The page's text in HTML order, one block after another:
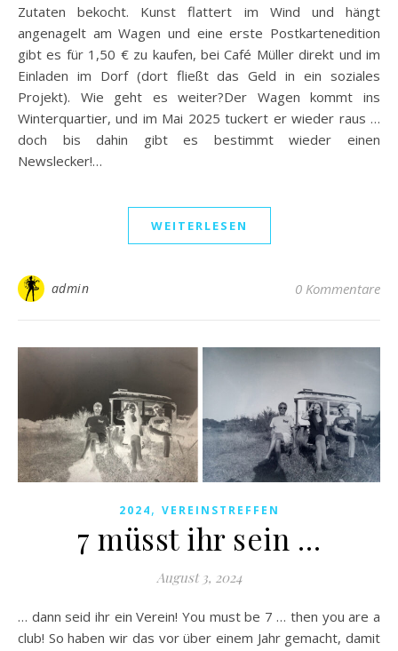
Zutaten bekocht. Kunst flattert im Wind und hängt
angenagelt am Wagen und eine erste Postkartenedition
gibt es für 1,50 € zu kaufen, bei Café Müller direkt und im
Einladen im Dorf (dort fließt das Geld in ein soziales
Projekt). Wie geht es weiter?Der Wagen kommt ins
Winterquartier, und im Mai 2025 tuckert er wieder raus …
doch bis dahin gibt es bestimmt wieder einen
Newslecker!…
WEITERLESEN
admin 0 Kommentare
2024, VEREINSTREFFEN
7 müsst ihr sein …
August 3, 2024
… dann seid ihr ein Verein! You must be 7 … then you are a
club! So haben wir das vor über einem Jahr gemacht, damit